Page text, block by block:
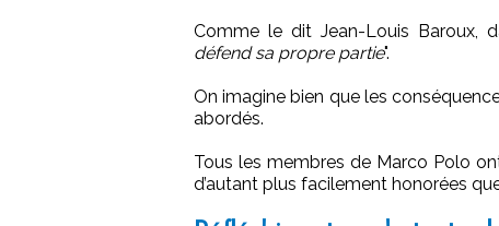
Comme le dit Jean-Louis Baroux,
défend sa propre partie".
On imagine bien que les
abordés.
Tous les membres de Marco Polo
d’autant plus facilement honorées